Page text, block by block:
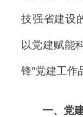
技强省建设
以党建赋能
锋”党建工作
一、党建